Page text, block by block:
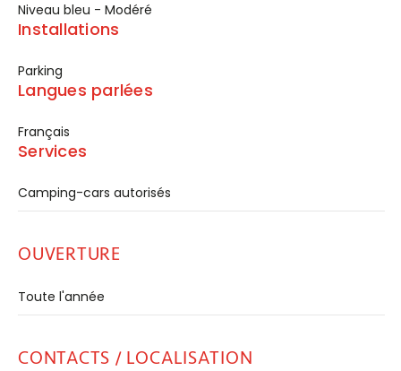
Niveau bleu - Modéré
Installations
Parking
Langues parlées
Français
Services
Camping-cars autorisés
OUVERTURE
Toute l'année
CONTACTS / LOCALISATION